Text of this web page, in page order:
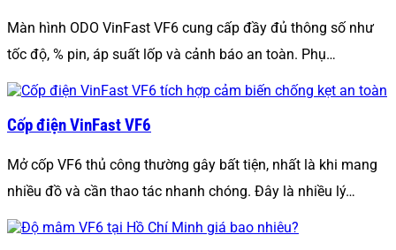
Màn hình ODO VinFast VF6 cung cấp đầy đủ thông số như
tốc độ, % pin, áp suất lốp và cảnh báo an toàn. Phụ…
Cốp điện VinFast VF6
Mở cốp VF6 thủ công thường gây bất tiện, nhất là khi mang
nhiều đồ và cần thao tác nhanh chóng. Đây là nhiều lý…